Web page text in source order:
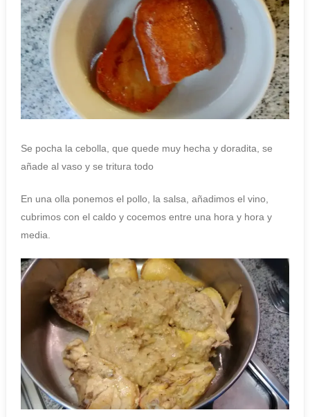
Se pocha la cebolla, que quede muy hecha y doradita, se
añade al vaso y se tritura todo
En una olla ponemos el pollo, la salsa, añadimos el vino,
cubrimos con el caldo y cocemos entre una hora y hora y
media.